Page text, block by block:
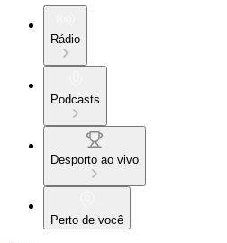
Rádio
Podcasts
Desporto ao vivo
Perto de você